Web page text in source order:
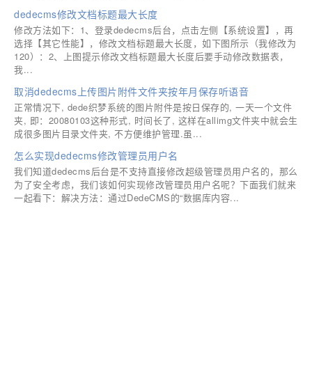
dedecms修改文档标题最大长度
修改方法如下：1、登录dedecms后台，点击左侧【系统设置】，再
选择【其它性能】，修改文档标题最大长度，如下图所示（我修改为
120）：2、上图提示修改文档标题最大长度后要手动修改数据表，
我...
取消dedecms上传图片附件文件夹按年月保存听语音
正常情况下, dede织梦系统的图片附件是按日保存的, 一天一个文件
夹, 即：20080103这种形式, 时间长了, 这样在allimg文件夹中就会生
成很多图片目录文件夹, 不方便维护管理.虽...
怎么实现dedecms修改管理员用户名
我们知道dedecms后台是不支持直接修改超级管理员用户名的，那么
为了安全考虑，我们该如何实现修改管理员用户名呢？下面我们就来
一起看下：解决方法：通过DedeCMS的“数据库内容...